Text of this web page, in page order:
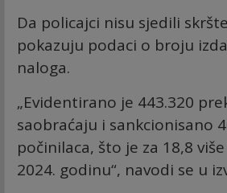
Da policajci nisu sjedili
pokazuju podaci o broju
naloga.
„Evidentirano je 443.320
saobraćaju i sankcionisano
počinilaca, što je za 18,8
2024. godinu“, navodi se u